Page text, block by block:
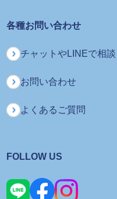
各種お問い合わせ
チャットやLINEで相談
お問い合わせ
よくあるご質問
FOLLOW US